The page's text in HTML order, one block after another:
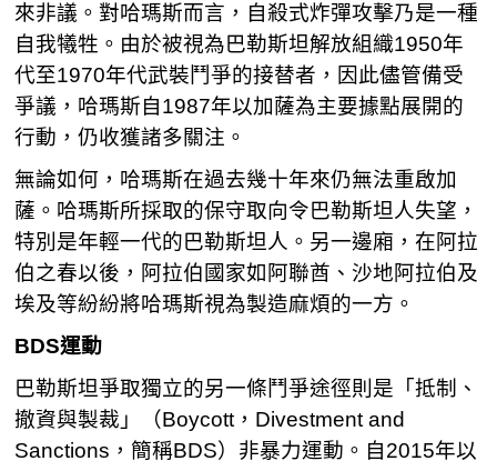
來非議。對哈瑪斯而言，自殺式炸彈攻擊乃是一種
自我犧牲。由於被視為巴勒斯坦解放組織1950年
代至1970年代武裝鬥爭的接替者，因此儘管備受
爭議，哈瑪斯自1987年以加薩為主要據點展開的
行動，仍收獲諸多關注。
無論如何，哈瑪斯在過去幾十年來仍無法重啟加
薩。哈瑪斯所採取的保守取向令巴勒斯坦人失望，
特別是年輕一代的巴勒斯坦人。另一邊廂，在阿拉
伯之春以後，阿拉伯國家如阿聯酋、沙地阿拉伯及
埃及等紛紛將哈瑪斯視為製造麻煩的一方。
BDS運動
巴勒斯坦爭取獨立的另一條鬥爭途徑則是「抵制、
撤資與製裁」（Boycott，Divestment and
Sanctions，簡稱BDS）非暴力運動。自2015年以